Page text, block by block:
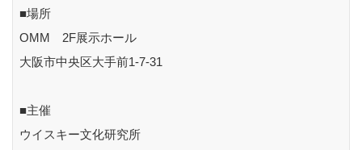
■場所
OMM 2F展示ホール
大阪市中央区大手前1-7-31
■主催
ウイスキー文化研究所